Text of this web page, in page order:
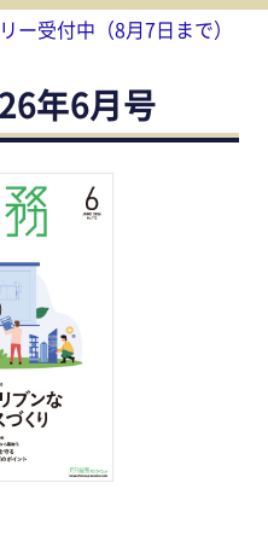
活性化
査・レポート
ー受付中（8月7日まで）
年6月号